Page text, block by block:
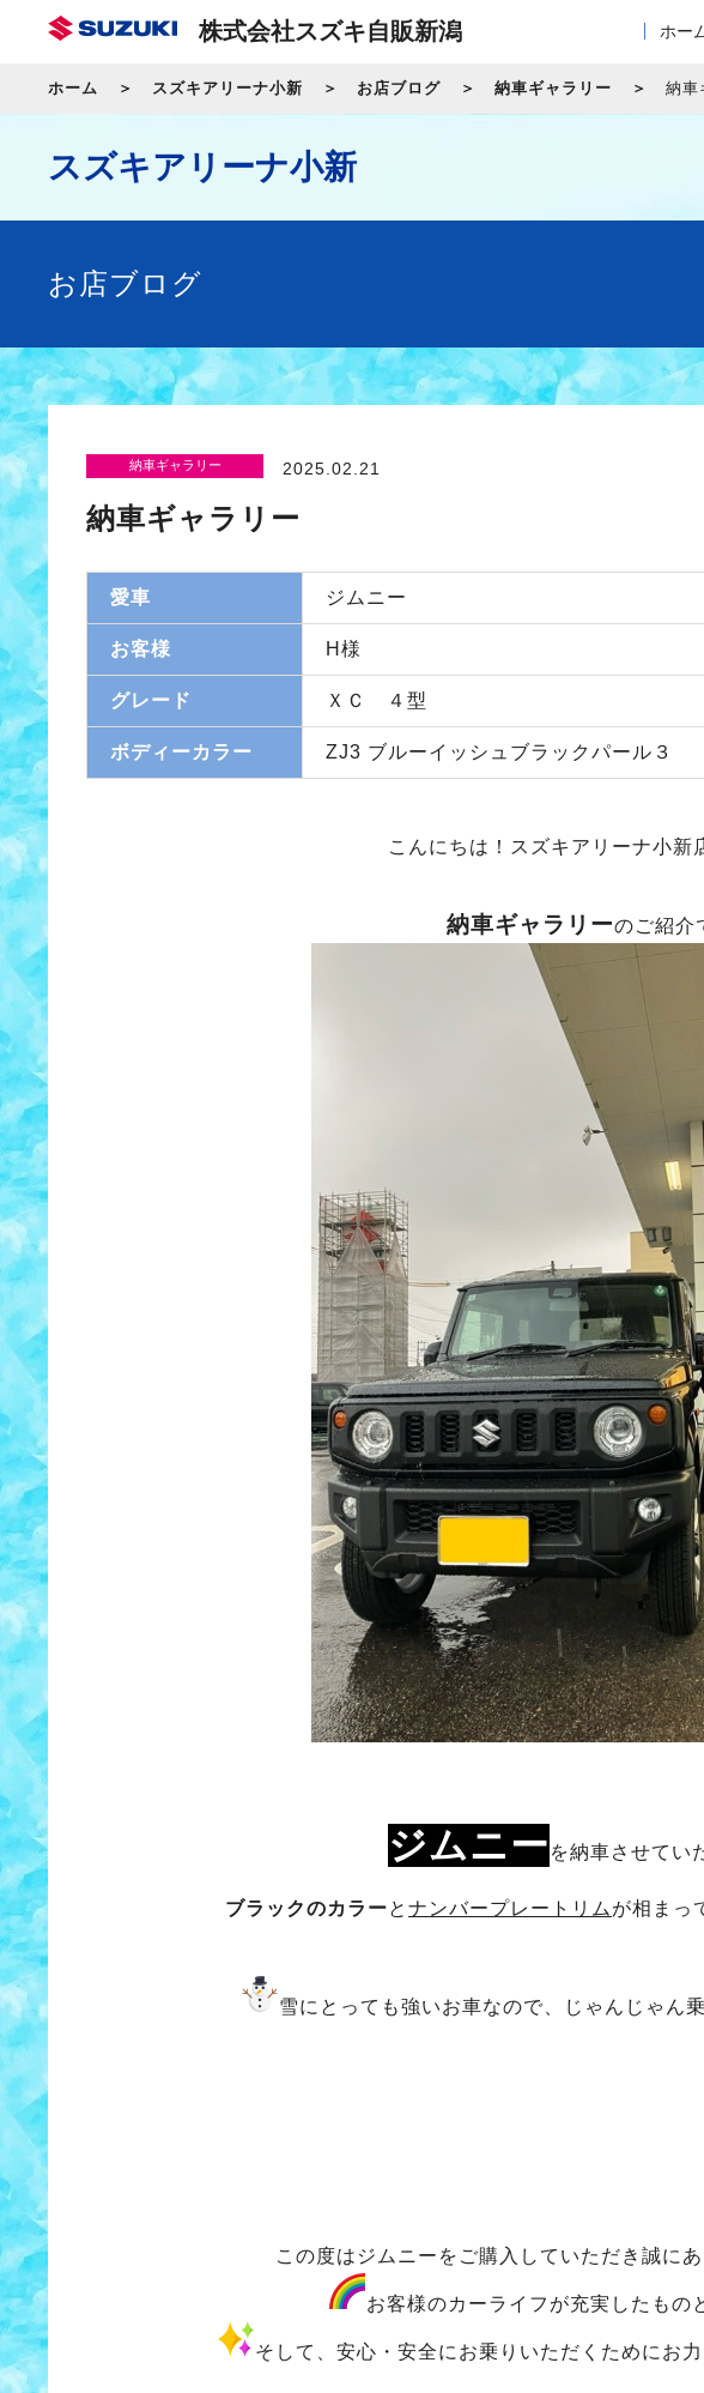
株式会社スズキ自販新潟 ホー
ホーム スズキアリーナ小新 お店ブログ 納車ギャラリー 納車
スズキアリーナ小新
お店ブログ
納車ギャラリー 2025.02.21
納車ギャラリー
愛車 ジムニー
お客様 H様
グレード ＸＣ ４型
ボディーカラー ZJ3 ブルーイッシュブラックパール３
こんにちは！スズキアリーナ小新
納車ギャラリーのご紹介
ジムニー を納車させてい
ブラックのカラーと ナンバープレートリム が相まっ
雪にとっても強いお車なので、じゃんじゃん
この度はジムニーをご購入していただき誠に
お客様のカーライフが充実したもの
そして、安心・安全にお乗りいただくためにお